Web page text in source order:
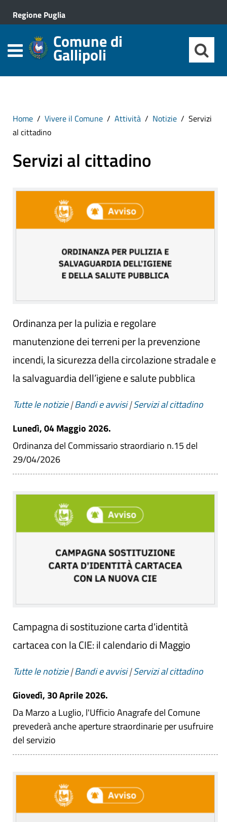
Regione Puglia
Comune di
Gallipoli
Home Vivere il Comune Attività Notizie
Servizi
al cittadino
Servizi al cittadino
Ordinanza per la pulizia e regolare
manutenzione dei terreni per la prevenzione
incendi, la sicurezza della circolazione stradale e
la salvaguardia dell’igiene e salute pubblica
Tutte le notizie|Bandi e avvisi|Servizi al cittadino
Lunedì, 04 Maggio 2026.
Ordinanza del Commissario straordiario n.15 del
29/04/2026
Campagna di sostituzione carta d'identità
cartacea con la CIE: il calendario di Maggio
Tutte le notizie|Bandi e avvisi|Servizi al cittadino
Giovedì, 30 Aprile 2026.
Da Marzo a Luglio, l'Ufficio Anagrafe del Comune
prevederà anche aperture straordinarie per usufruire
del servizio